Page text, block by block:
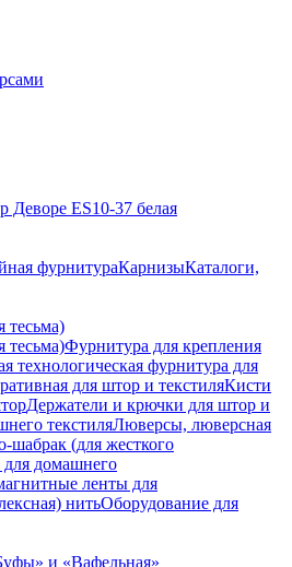
Деворе ES10-37 белая
фурнитураКарнизыКаталоги,
тесьма)
тесьма)Фурнитура для крепления
технологическая фурнитура для
для штор и текстиляКисти
Держатели и крючки для штор и
текстиляЛюверсы, люверсная
шабрак (для жесткого
для домашнего
ленты для
нитьОборудование для
и «Вафельная»